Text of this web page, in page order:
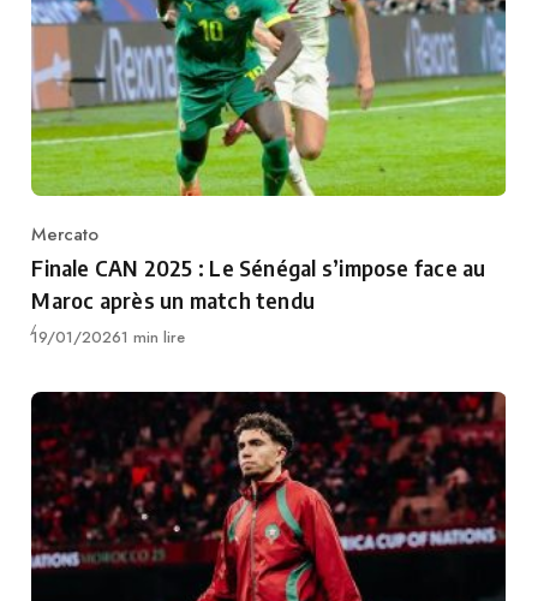
Category
Mercato
Finale CAN 2025 : Le Sénégal s’impose face au
Maroc après un match tendu
Publié
19/01/20261 min lire